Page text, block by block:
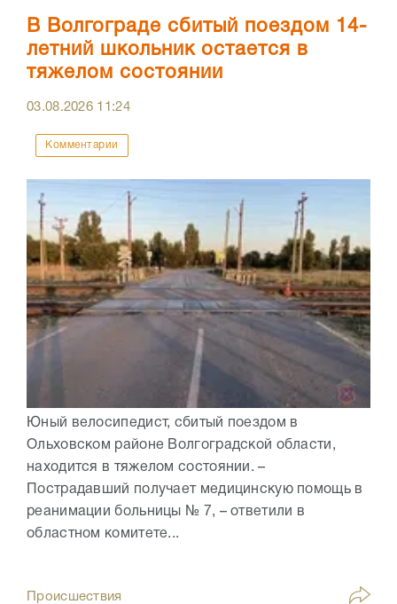
В Волгограде сбитый поездом 14-
летний школьник остается в
тяжелом состоянии
03.08.2026 11:24
Комментарии
Юный велосипедист, сбитый поездом в
Ольховском районе Волгоградской области,
находится в тяжелом состоянии. –
Пострадавший получает медицинскую помощь в
реанимации больницы № 7, – ответили в
областном комитете...
Происшествия